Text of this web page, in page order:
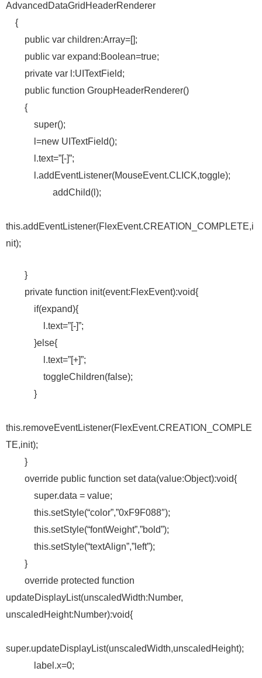
AdvancedDataGridHeaderRenderer
{
public var children:Array=[];
public var expand:Boolean=true;
private var l:UITextField;
public function GroupHeaderRenderer()
{
super();
l=new UITextField();
l.text=”[-]”;
l.addEventListener(MouseEvent.CLICK,toggle);
addChild(l);
this.addEventListener(FlexEvent.CREATION_COMPLETE,i
nit);
}
private function init(event:FlexEvent):void{
if(expand){
l.text=”[-]”;
}else{
l.text=”[+]”;
toggleChildren(false);
}
this.removeEventListener(FlexEvent.CREATION_COMPLE
TE,init);
}
override public function set data(value:Object):void{
super.data = value;
this.setStyle(“color”,”0xF9F088″);
this.setStyle(“fontWeight”,”bold”);
this.setStyle(“textAlign”,”left”);
}
override protected function
updateDisplayList(unscaledWidth:Number,
unscaledHeight:Number):void{
super.updateDisplayList(unscaledWidth,unscaledHeight);
label.x=0;